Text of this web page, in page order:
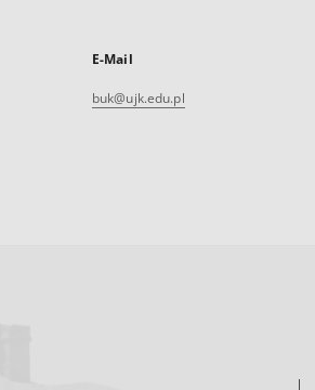
E-Mail
buk@ujk.edu.pl